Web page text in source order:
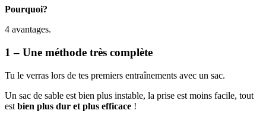
Pourquoi?
4 avantages.
1 – Une méthode très complète
Tu le verras lors de tes premiers entraînements avec un sac.
Un sac de sable est bien plus instable, la prise est moins facile, tout
est bien plus dur et plus efficace !